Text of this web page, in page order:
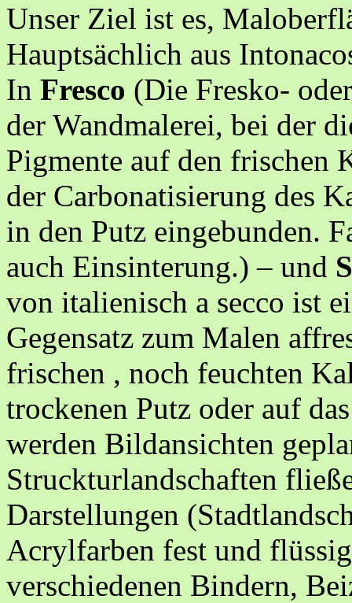
Unser Ziel ist es,
Hauptsächlich aus
In Fresco (Die Fresko-
der Wandmalerei, bei der
Pigmente auf den frischen
der Carbonatisierung des
in den Putz eingebunden.
auch Einsinterung.) – und
von italienisch a secco ist
Gegensatz zum Malen
frischen , noch feuchten
trockenen Putz oder auf
werden Bildansichten
Struckturlandschaften
Darstellungen
Acrylfarben fest und
verschiedenen Bindern,